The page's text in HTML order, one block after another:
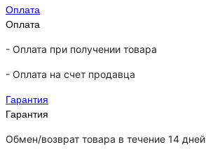
Оплата
Оплата
- Оплата при получении товара
- Оплата на счет продавца
Гарантия
Гарантия
Обмен/возврат товара в течение 14 дней